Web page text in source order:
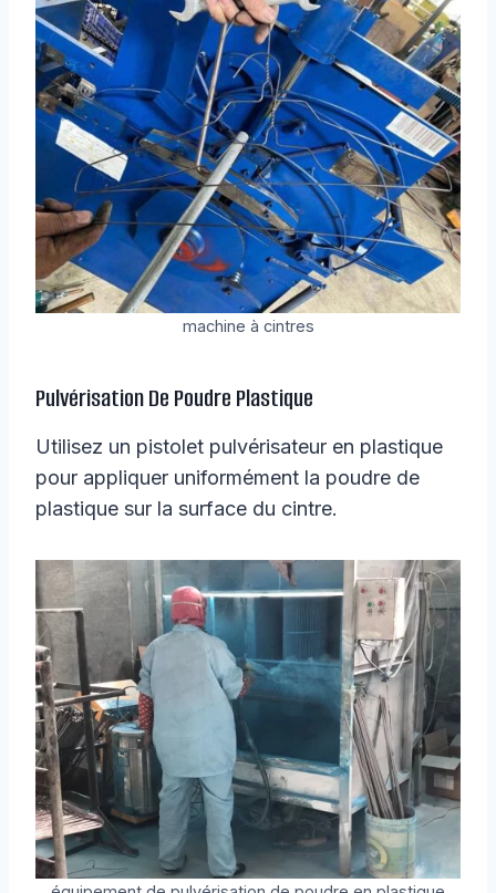
machine à cintres
Pulvérisation De Poudre Plastique
Utilisez un pistolet pulvérisateur en plastique
pour appliquer uniformément la poudre de
plastique sur la surface du cintre.